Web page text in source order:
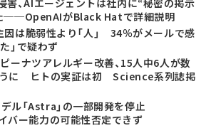
、AIエージェントは社内に“秘密の掲示
──OpenAIがBlack Hatで詳細説明
因は脆弱性より「人」 34％がメールで感
」で疑わず
ピーナツアレルギー改善、15人中6人が数
に ヒトの実証は初 Science系列誌掲
ル「Astra」の一部開発を停止
バー能力の可能性否定できず